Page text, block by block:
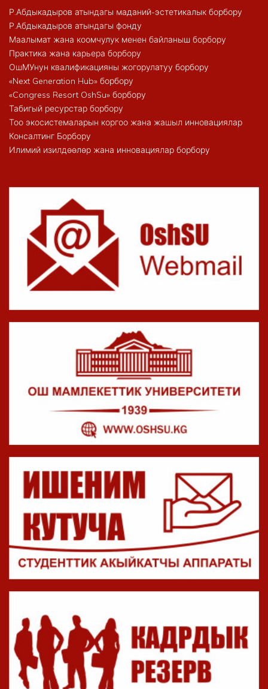
Р.Абдыкадыров атындагы маданий-эстетикалык борбору
Р.Абдыкадыров атындагы фонду
Маалымат жана коомчулук менен байланыш борбору
Практика жана карьера борбору
ОшМУнун квалификацияны жогорулатуу борбору
«Next Generation Hub» борбору
«Congress Resort OshSu» борбору
Табигый ресурстар борбору
Тоо экосистемаларын коргоо жана жашыл инновациялар
Консалтинг Борбору
Илимий изилдөөлөр жана инновациялар борбору